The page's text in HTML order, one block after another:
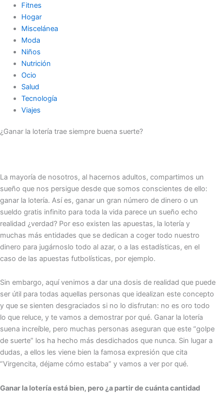
Fitnes
Hogar
Miscelánea
Moda
Niños
Nutrición
Ocio
Salud
Tecnología
Viajes
¿Ganar la lotería trae siempre buena suerte?
La mayoría de nosotros, al hacernos adultos, compartimos un
sueño que nos persigue desde que somos conscientes de ello:
ganar la lotería. Así es, ganar un gran número de dinero o un
sueldo gratis infinito para toda la vida parece un sueño echo
realidad ¿verdad? Por eso existen las apuestas, la lotería y
muchas más entidades que se dedican a coger todo nuestro
dinero para jugárnoslo todo al azar, o a las estadísticas, en el
caso de las apuestas futbolísticas, por ejemplo.
Sin embargo, aquí venimos a dar una dosis de realidad que puede
ser útil para todas aquellas personas que idealizan este concepto
y que se sienten desgraciados si no lo disfrutan: no es oro todo
lo que reluce, y te vamos a demostrar por qué. Ganar la lotería
suena increíble, pero muchas personas aseguran que este “golpe
de suerte” los ha hecho más desdichados que nunca. Sin lugar a
dudas, a ellos les viene bien la famosa expresión que cita
“Virgencita, déjame cómo estaba” y vamos a ver por qué.
Ganar la lotería está bien, pero ¿a partir de cuánta cantidad